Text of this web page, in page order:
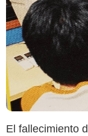
El fallecimiento